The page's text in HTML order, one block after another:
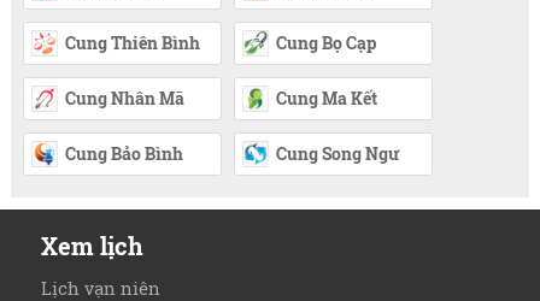
Cung Thiên Bình Cung Bọ Cạp
Cung Nhân Mã Cung Ma Kết
Cung Bảo Bình Cung Song Ngư
Xem lịch
Lịch vạn niên